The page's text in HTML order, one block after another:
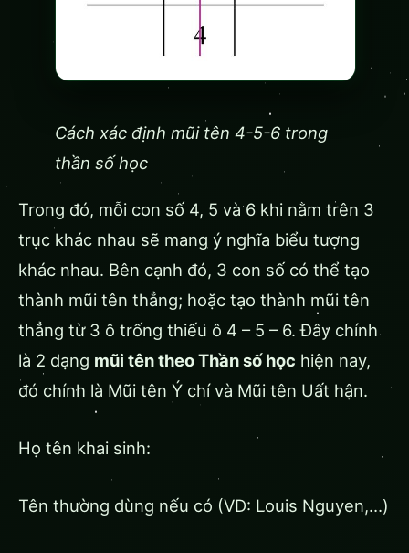
Cách xác định mũi tên 4-5-6 trong
thần số học
Trong đó, mỗi con số 4, 5 và 6 khi nằm trên 3
trục khác nhau sẽ mang ý nghĩa biểu tượng
khác nhau. Bên cạnh đó, 3 con số có thể tạo
thành mũi tên thẳng; hoặc tạo thành mũi tên
thẳng từ 3 ô trống thiếu ô 4 – 5 – 6. Đây chính
là 2 dạng mũi tên theo Thần số học hiện nay,
đó chính là Mũi tên Ý chí và Mũi tên Uất hận.
Họ tên khai sinh:
Tên thường dùng nếu có (VD: Louis Nguyen,…)